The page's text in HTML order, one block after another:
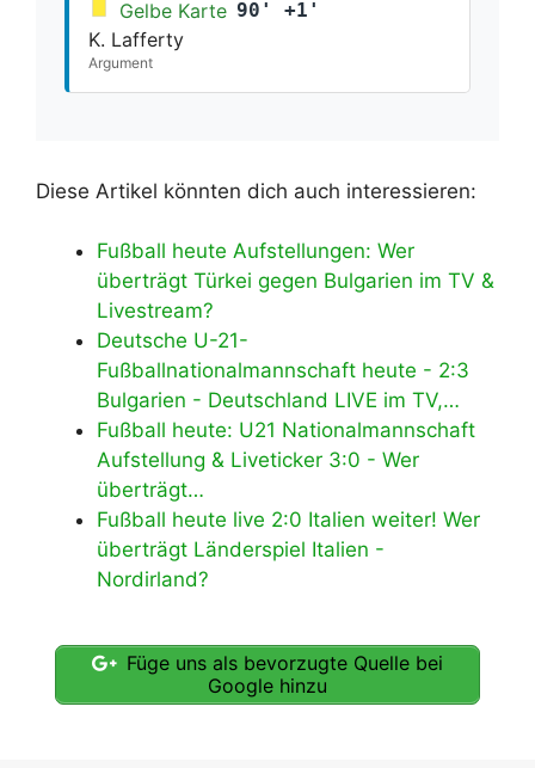
Gelbe Karte 90' +1'
K. Lafferty
Argument
Diese Artikel könnten dich auch interessieren:
Fußball heute Aufstellungen: Wer
überträgt Türkei gegen Bulgarien im TV &
Livestream?
Deutsche U-21-
Fußballnationalmannschaft heute - 2:3
Bulgarien - Deutschland LIVE im TV,…
Fußball heute: U21 Nationalmannschaft
Aufstellung & Liveticker 3:0 - Wer
überträgt…
Fußball heute live 2:0 Italien weiter! Wer
überträgt Länderspiel Italien -
Nordirland?
Füge uns als bevorzugte Quelle bei
Google hinzu